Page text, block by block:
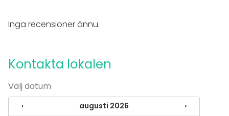
Parkering
Möbler
Evenemang
Inga recensioner ännu.
Kontakta lokalen
Välj datum
‹ augusti 2026 ›